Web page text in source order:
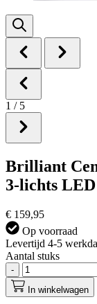
1 / 5
Brilliant
3-lichts
€ 159,95
Op voorraad
Levertijd 4-5
Aantal stuks
-
In winkelwagen